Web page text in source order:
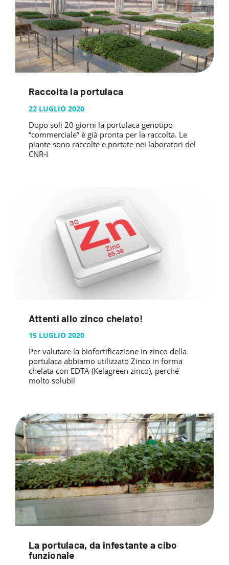
Raccolta la portulaca
22 LUGLIO 2020
Dopo soli 20 giorni la portulaca genotipo
“commerciale” è già pronta per la raccolta. Le
piante sono raccolte e portate nei laboratori del
CNR-I
Attenti allo zinco chelato!
15 LUGLIO 2020
Per valutare la biofortificazione in zinco della
portulaca abbiamo utilizzato Zinco in forma
chelata con EDTA (Kelagreen zinco), perché
molto solubil
La portulaca, da infestante a cibo
funzionale